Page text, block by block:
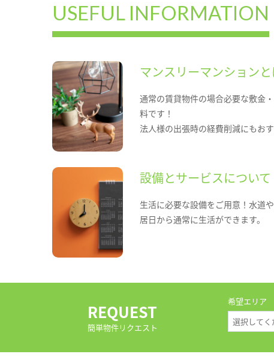
USEFUL INFORMATION
マンスリーマンションと
通常の賃貸物件の場合必要な敷金
料です！
法人様の出張時の経費削減にもおす
設備とサービスについて
生活に必要な設備をご用意！水道
居日から通常に生活ができます。
REQUEST
簡単物件リクエスト
希望エリア